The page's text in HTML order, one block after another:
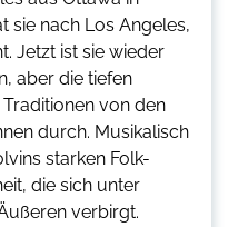
sie nach Los Angeles,
Jetzt ist sie wieder
aber die tiefen
von den
durch. Musikalisch
starken Folk-
die sich unter
verbirgt.